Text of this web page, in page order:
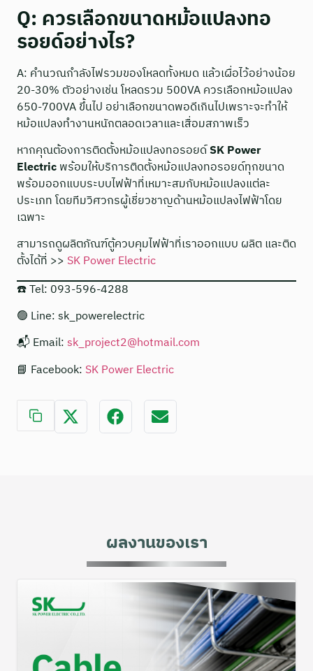
Q: ควรเลือกขนาดหม้อแปลงทอ
รอยด์อย่างไร?
A: คำนวณกำลังไฟรวมของโหลดทั้งหมด แล้วเผื่อไว้อย่างน้อย
20-30% ตัวอย่างเช่น โหลดรวม 500VA ควรเลือกหม้อแปลง
650-700VA ขึ้นไป อย่าเลือกขนาดพอดีเกินไปเพราะจะทำให้
หม้อแปลงทำงานหนักตลอดเวลาและเสื่อมสภาพเร็ว
หากคุณต้องการติดตั้งหม้อแปลงทอรอยด์SK Power
Electricพร้อมให้บริการติดตั้งหม้อแปลงทอรอยด์ทุกขนาด
พร้อมออกแบบระบบไฟฟ้าที่เหมาะสมกับหม้อแปลงแต่ละ
ประเภท โดยทีมวิศวกรผู้เชี่ยวชาญด้านหม้อแปลงไฟฟ้าโดย
เฉพาะ
สามารถดูผลิตภัณฑ์ตู้ควบคุมไฟฟ้าที่เราออกแบบ ผลิต และติด
ตั้งได้ที่ >> SK Power Electric
☎️ Tel: 093-596-4288
🟢 Line: sk_powerelectric
📬 Email:sk_project2@hotmail.com
📘 Facebook: SK Power Electric
ผลงานของเรา